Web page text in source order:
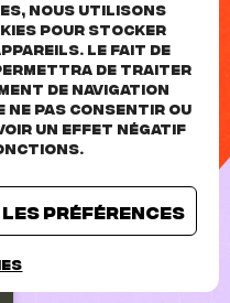
nous utilisons
pour stocker
Le fait de
de traiter
de navigation
ne pas consentir ou
un effet négatif
les préférences